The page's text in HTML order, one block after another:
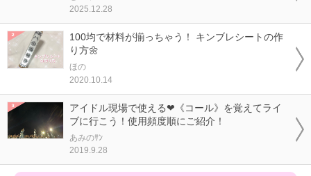
2025.12.28
100均で材料が揃っちゃう！ キンブレシートの作
り方🌼
ほの
2020.10.14
アイドル現場で使える❤《コール》を覚えてライ
ブに行こう！使用頻度順にご紹介！
あみのｻﾝ
2019.9.28